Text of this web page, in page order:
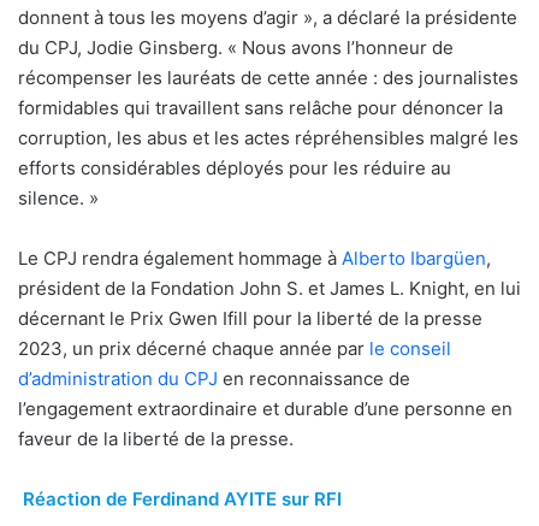
donnent à tous les moyens d’agir », a déclaré la présidente
du CPJ, Jodie Ginsberg. « Nous avons l’honneur de
récompenser les lauréats de cette année : des journalistes
formidables qui travaillent sans relâche pour dénoncer la
corruption, les abus et les actes répréhensibles malgré les
efforts considérables déployés pour les réduire au
silence. »
Le CPJ rendra également hommage à Alberto Ibargüen,
président de la Fondation John S. et James L. Knight, en lui
décernant le Prix Gwen Ifill pour la liberté de la presse
2023, un prix décerné chaque année par le conseil
d’administration du CPJ en reconnaissance de
l’engagement extraordinaire et durable d’une personne en
faveur de la liberté de la presse.
Réaction de Ferdinand AYITE sur RFI